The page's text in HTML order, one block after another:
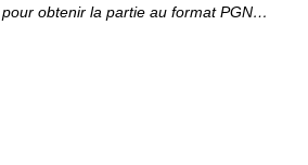
obtenir la partie au format PGN…